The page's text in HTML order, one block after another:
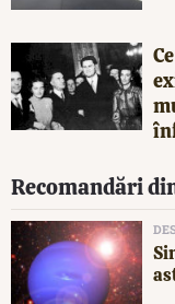
Recomandări